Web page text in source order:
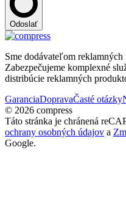
Odoslať
Sme dodávateľom
Zabezpečujeme komplexné
distribúcie reklamných
GaranciaDopravaČasté otázky
© 2026 compress
Táto stránka je chránená
ochrany osobných údajov a
Google.